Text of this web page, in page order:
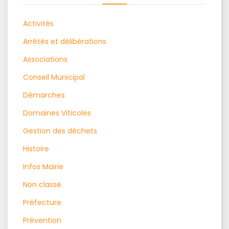
Activités
Arrêtés et délibérations
Associations
Conseil Municipal
Démarches
Domaines Viticoles
Gestion des déchets
Histoire
Infos Mairie
Non classé
Préfecture
Prévention